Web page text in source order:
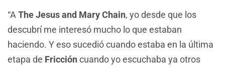
“A The Jesus and Mary Chain, yo desde que los
descubrí me interesó mucho lo que estaban
haciendo. Y eso sucedió cuando estaba en la última
etapa de Friccióncuando yo escuchaba ya otros